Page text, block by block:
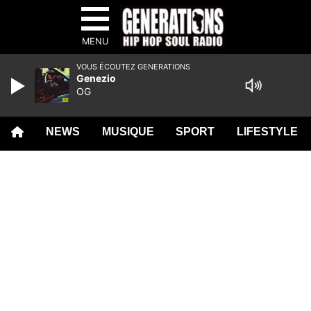
MENU
NEWS MUSIQUE SPORT LIFESTYLE
VOUS ÉCOUTEZ GENERATIONS
Genezio
OG